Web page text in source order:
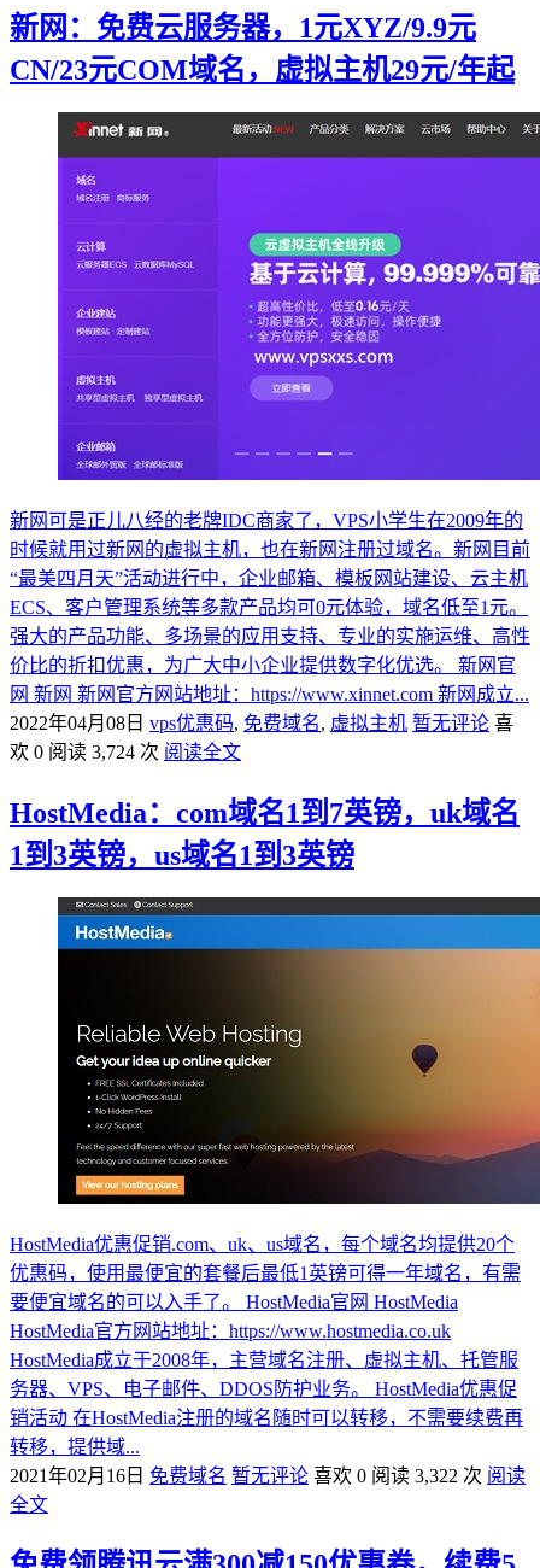
新网：免费云服务器，1元XYZ/9.9元
CN/23元COM域名，虚拟主机29元/年起
新网可是正儿八经的老牌IDC商家了，VPS小学生在2009年的
时候就用过新网的虚拟主机，也在新网注册过域名。新网目前
“最美四月天”活动进行中，企业邮箱、模板网站建设、云主机
ECS、客户管理系统等多款产品均可0元体验，域名低至1元。
强大的产品功能、多场景的应用支持、专业的实施运维、高性
价比的折扣优惠，为广大中小企业提供数字化优选。 新网官
网 新网 新网官方网站地址：https://www.xinnet.com 新网成立...
2022年04月08日 vps优惠码, 免费域名, 虚拟主机 暂无评论 喜
欢 0 阅读 3,724 次 阅读全文
HostMedia：com域名1到7英镑，uk域名
1到3英镑，us域名1到3英镑
HostMedia优惠促销.com、uk、us域名，每个域名均提供20个
优惠码，使用最便宜的套餐后最低1英镑可得一年域名，有需
要便宜域名的可以入手了。 HostMedia官网 HostMedia
HostMedia官方网站地址：https://www.hostmedia.co.uk
HostMedia成立于2008年，主营域名注册、虚拟主机、托管服
务器、VPS、电子邮件、DDOS防护业务。 HostMedia优惠促
销活动 在HostMedia注册的域名随时可以转移，不需要续费再
转移，提供域...
2021年02月16日 免费域名 暂无评论 喜欢 0 阅读 3,322 次 阅读
全文